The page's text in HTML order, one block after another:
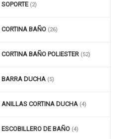
SOPORTE (2)
CORTINA BAÑO (26)
CORTINA BAÑO POLIESTER (52)
BARRA DUCHA (5)
ANILLAS CORTINA DUCHA (4)
ESCOBILLERO DE BAÑO (4)